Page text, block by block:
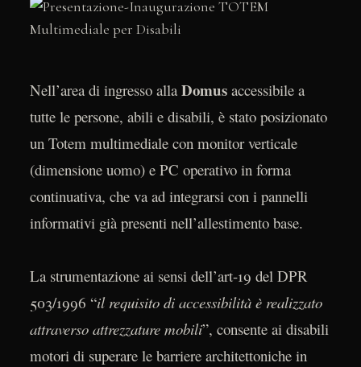
Nell’area di ingresso alla Domusaccessibile a
tutte le persone, abili e disabili, è stato posizionato
un Totem multimediale con monitor verticale
(dimensione uomo) e PC operativo in forma
continuativa, che va ad integrarsi con i pannelli
informativi già presenti nell’allestimento base.
La strumentazione ai sensi dell’art-19 del DPR
503/1996 “il requisito di accessibilità è realizzato
attraverso attrezzature mobili”, consente ai disabili
motori di superare le barriere architettoniche in